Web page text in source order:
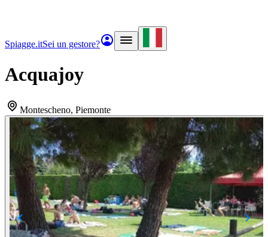
Spiagge.itSei un gestore?
Acquajoy
Montescheno, Piemonte